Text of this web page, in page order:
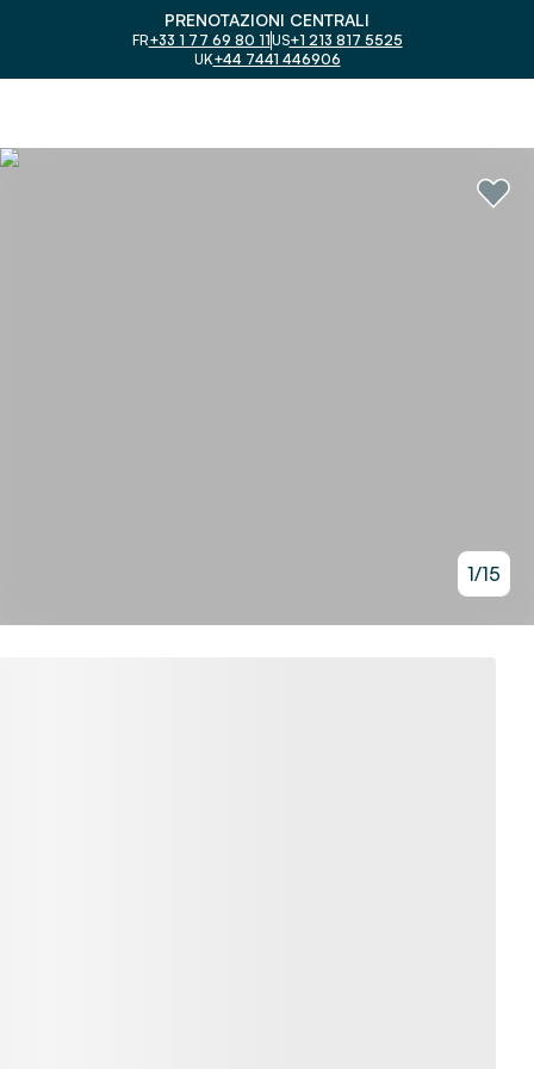
PRENOTAZIONI CENTRALI
FR+33 1 77 69 80 11US+1 213 817 5525
UK+44 7441 446906
1/15